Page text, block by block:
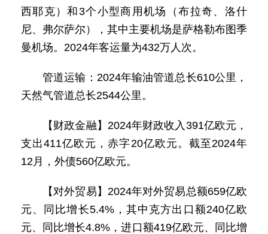
西耶克）和3个小型商用机场（布拉奇、洛什
尼、弗尔萨尔），其中主要机场是萨格勒布图季
曼机场。2024年客运量为432万人次。
管道运输：2024年输油管道总长610公里，
天然气管道总长2544公里。
【财政金融】2024年财政收入391亿欧元，
支出411亿欧元，赤字20亿欧元。截至2024年
12月，外债560亿欧元。
【对外贸易】2024年对外贸易总额659亿欧
元、同比增长5.4%，其中克方出口额240亿欧
元、同比增长4.8%，进口额419亿欧元、同比增